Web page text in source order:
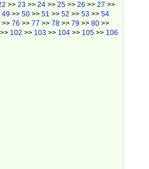
>> 23 >> 24 >> 25 >> 26 >> 27 >>
49 >> 50 >> 51 >> 52 >> 53 >> 54
>> 76 >> 77 >> 78 >> 79 >> 80 >>
>> 102 >> 103 >> 104 >> 105 >> 106